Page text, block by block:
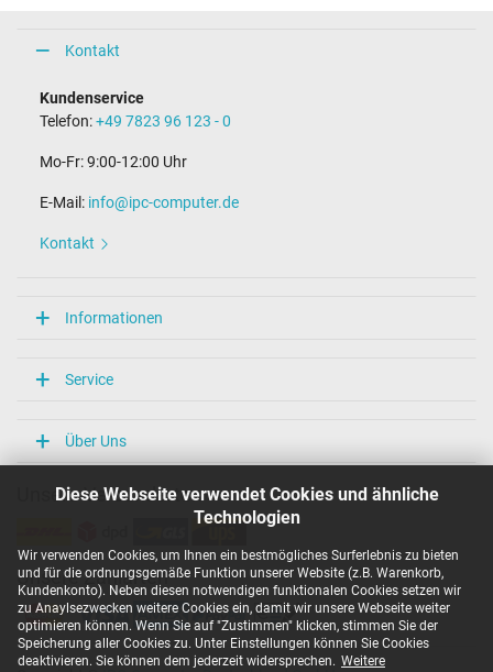
Diese Webseite verwendet Cookies und ähnliche
Technologien
Wir verwenden Cookies, um Ihnen ein bestmögliches Surferlebnis zu bieten
und für die ordnungsgemäße Funktion unserer Website (z.B. Warenkorb,
Kundenkonto). Neben diesen notwendigen funktionalen Cookies setzen wir
zu Anaylsezwecken weitere Cookies ein, damit wir unsere Webseite weiter
optimieren können. Wenn Sie auf "Zustimmen" klicken, stimmen Sie der
Speicherung aller Cookies zu. Unter Einstellungen können Sie Cookies
deaktivieren. Sie können dem jederzeit widersprechen. Weitere
Kontakt
Kundenservice
Telefon:+49 7823 96 123 - 0
Mo-Fr: 9:00-12:00 Uhr
E-Mail: info@ipc-computer.de
Kontakt
Informationen
Service
Über Uns
Unsere Versandarten
Unsere Zahlarten